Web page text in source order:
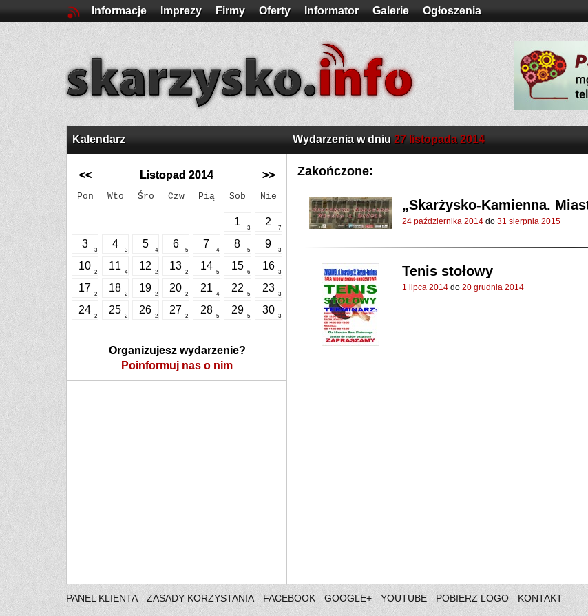
Informacje Imprezy Firmy Oferty Informator Galerie Ogłoszenia
Kalendarz
<< Listopad 2014 >>
Pon Wto Śro Czw Pią Sob Nie
1
3
2
7
3
3
4
3
5
4
6
5
7
4
8
5
9
3
10
2
11
4
12
2
13
2
14
5
15
6
16
3
17
2
18
2
19
2
20
2
21
4
22
5
23
3
24
2
25
2
26
2
27
2
28
5
29
5
30
3
Organizujesz wydarzenie?
Poinformuj nas o nim
Wydarzenia w dniu 27 listopada 2014
Zakończone:
„Skarżysko-Kamienna.
24 października 2014 do 31 sierpnia 2015
Tenis stołowy
1 lipca 2014 do 20 grudnia 2014
PANEL KLIENTA ZASADY KORZYSTANIA FACEBOOK GOOGLE+ YOUTUBE POBIERZ LOGO KONTAKT